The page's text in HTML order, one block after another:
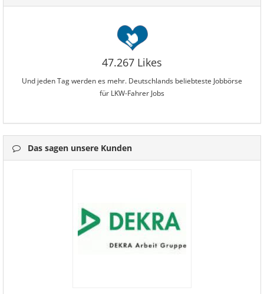
47.267 Likes
Und jeden Tag werden es mehr. Deutschlands beliebteste Jobbörse
für LKW-Fahrer Jobs
Das sagen unsere Kunden